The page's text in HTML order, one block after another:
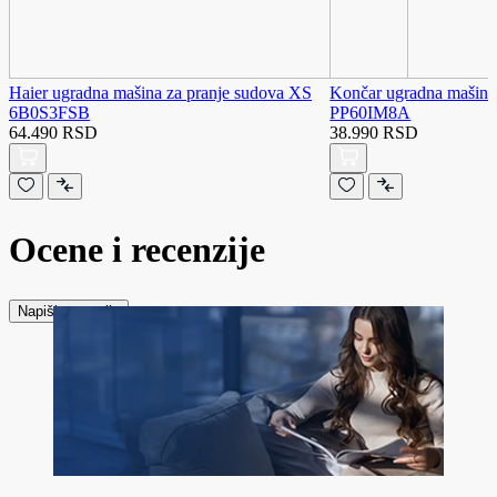
Haier ugradna mašina za pranje sudova XS
6B0S3FSB
64.490 RSD
Končar ugradna
PP60IM8A
38.990 RSD
Ocene i recenzije
Napiši recenziju